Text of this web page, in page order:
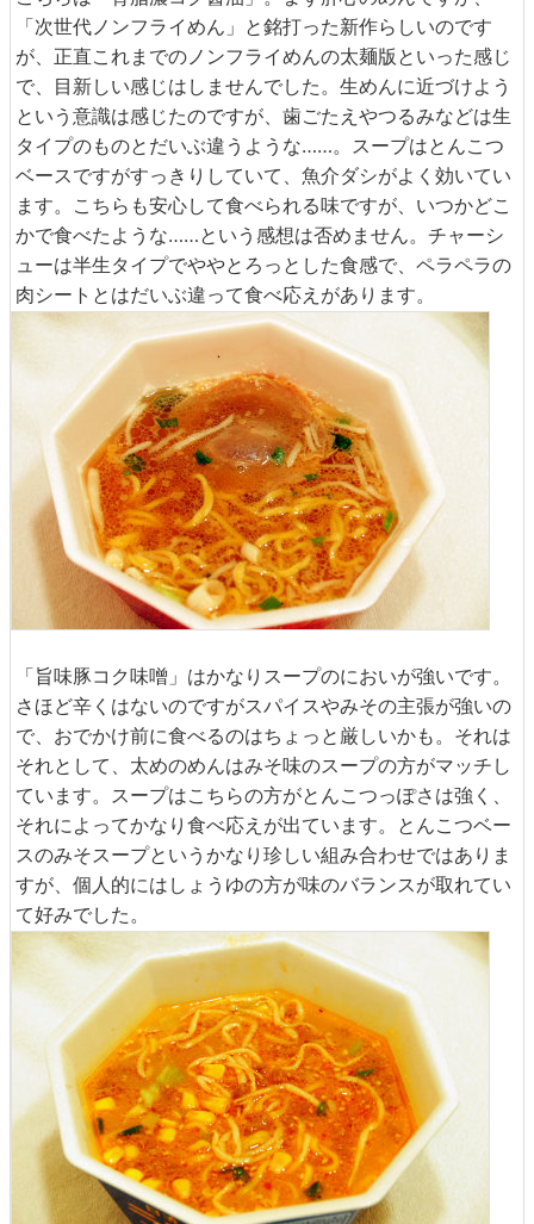
「次世代ノンフライめん」と銘打った新作らしいのです
が、正直これまでのノンフライめんの太麺版といった感じ
で、目新しい感じはしませんでした。生めんに近づけよう
という意識は感じたのですが、歯ごたえやつるみなどは生
タイプのものとだいぶ違うような……。スープはとんこつ
ベースですがすっきりしていて、魚介ダシがよく効いてい
ます。こちらも安心して食べられる味ですが、いつかどこ
かで食べたような……という感想は否めません。チャーシ
ューは半生タイプでややとろっとした食感で、ペラペラの
肉シートとはだいぶ違って食べ応えがあります。
「旨味豚コク味噌」はかなりスープのにおいが強いです。
さほど辛くはないのですがスパイスやみその主張が強いの
で、おでかけ前に食べるのはちょっと厳しいかも。それは
それとして、太めのめんはみそ味のスープの方がマッチし
ています。スープはこちらの方がとんこつっぽさは強く、
それによってかなり食べ応えが出ています。とんこつベー
スのみそスープというかなり珍しい組み合わせではありま
すが、個人的にはしょうゆの方が味のバランスが取れてい
て好みでした。